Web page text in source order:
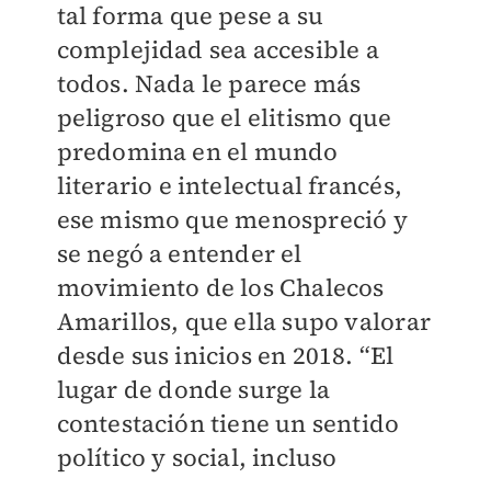
tal forma que pese a su
complejidad sea accesible a
todos. Nada le parece más
peligroso que el elitismo que
predomina en el mundo
literario e intelectual francés,
ese mismo que menospreció y
se negó a entender el
movimiento de los Chalecos
Amarillos, que ella supo valorar
desde sus inicios en 2018. “El
lugar de donde surge la
contestación tiene un sentido
político y social, incluso